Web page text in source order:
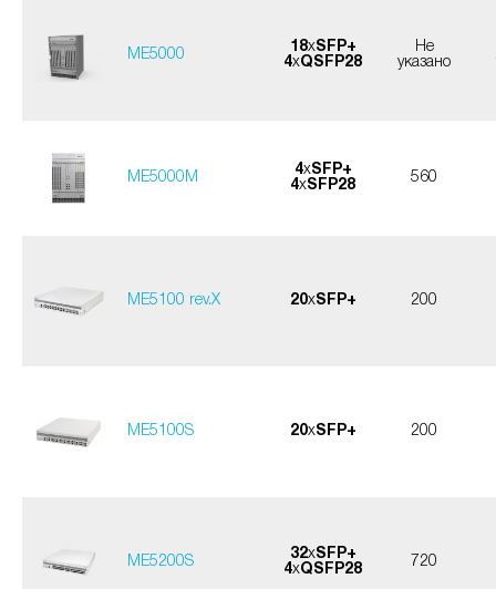
МE5000
18xSFP+
4xQSFP28
Не
указано
ME5000M
4xSFP+
4xSFP28
560
ME5100 rev.X 20xSFP+ 200
ME5100S 20xSFP+ 200
ME5200S
32xSFP+
4xQSFP28
720